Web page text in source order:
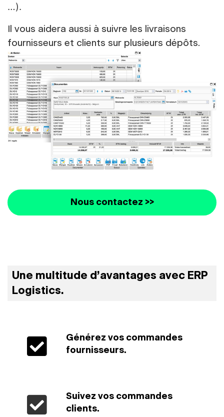
…).
Il vous aidera aussi à suivre les livraisons
fournisseurs et clients sur plusieurs dépôts.
Nous contactez >>
Une multitude d’avantages avec ERP
Logistics.
Générez vos commandes
fournisseurs.
Suivez vos commandes
clients.